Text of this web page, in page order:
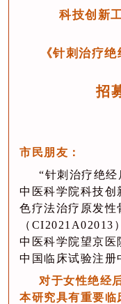
科技创新
《针刺治疗
招
市民朋友：
“针刺治疗绝
中医科学院科技创
色疗法治疗原发性
（CI2021A02013
中医科学院望京医
中国临床试验注册
对于女性绝经
本研究具有重要临